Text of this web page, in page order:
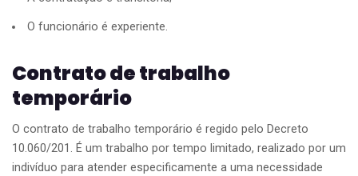
O funcionário é experiente.
Contrato de trabalho
temporário
O contrato de trabalho temporário é regido pelo Decreto
10.060/201. É um trabalho por tempo limitado, realizado por um
indivíduo para atender especificamente a uma necessidade